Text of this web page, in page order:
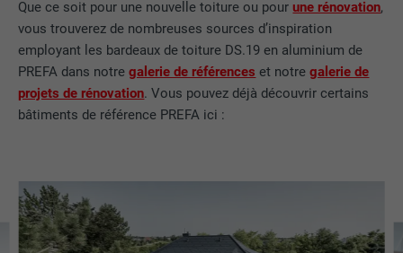
Que ce soit pour une nouvelle toiture ou pourune rénovation,
vous trouverez de nombreuses sources d’inspiration
employant les bardeaux de toiture DS.19 en aluminium de
PREFA dans notregalerie de références et notregalerie de
projets de rénovation. Vous pouvez déjà découvrir certains
bâtiments de référence PREFA ici :